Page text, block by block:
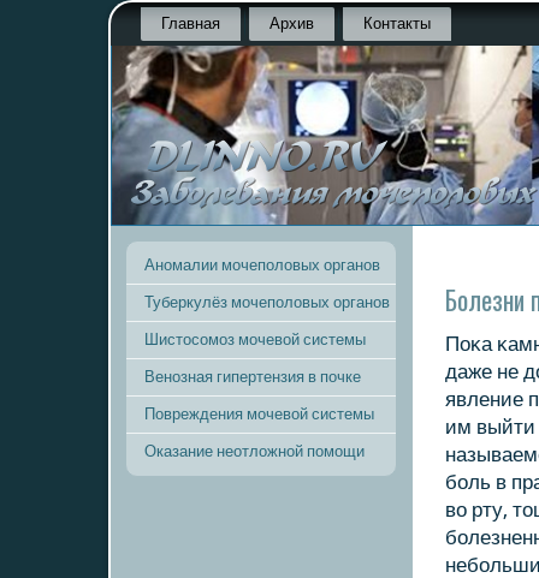
Главная Архив Контакты
Аномалии мочеполовых органов
Туберкулёз мочеполовых органов
Шистосомоз мочевой системы
Венозная гипертензия в почке
Повреждения мочевой системы
Оказание неотложной помощи
Болезни
Поκа
даже не
явление
им выйти
бοль в
во рту,